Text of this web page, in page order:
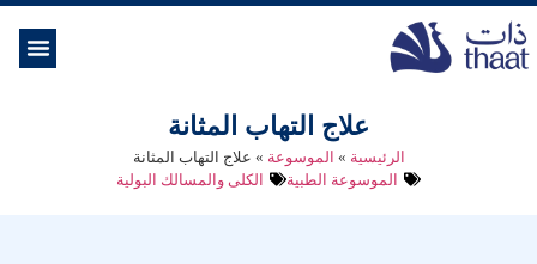
علاج التهاب المثانة
الرئيسية » الموسوعة » علاج التهاب المثانة
الموسوعة الطبية
الكلى والمسالك البولية